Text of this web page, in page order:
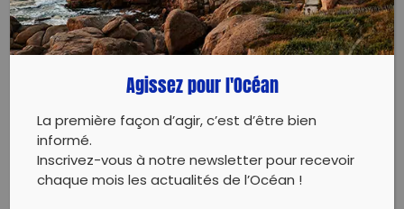
Partager sur Facebook
Partager sur
Twitter
Envoyer à
un ami
Agissez pour l'Océan
La première façon d’agir, c’est d’être bien
informé.
Inscrivez-vous à notre newsletter pour recevoir
chaque mois les actualités de l’Océan !